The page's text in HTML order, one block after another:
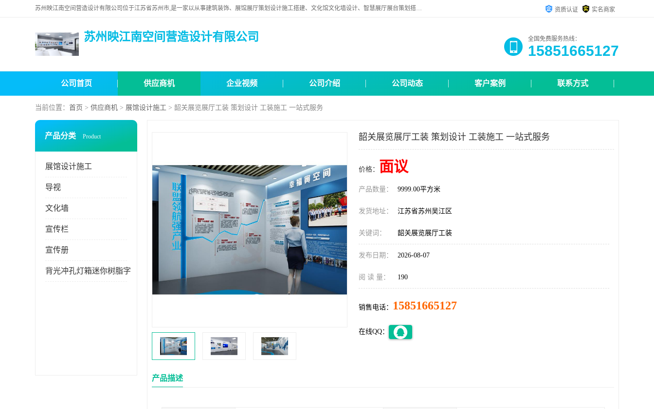
苏州映江南空间营造设计有限公司位于江苏省苏州市,是一家以从事建筑装饰、展馆展厅策划设计施工搭建、文化馆文化墙设计、智慧展厅展台策划搭建和其他建筑装饰装修业为主的企业。 资质认证 实名商家
苏州映江南空间营造设计有限公司 全国免费服务热线：
15851665127
公司首页 供应商机 企业视频 公司介绍 公司动态 客户案例 联系方式
当前位置： 首页 > 供应商机 > 展馆设计施工 > 韶关展览展厅工装 策划设计 工装施工 一站式服务
产品分类 Product
展馆设计施工
导视
文化墙
宣传栏
宣传册
背光冲孔灯箱迷你树脂字
韶关展览展厅工装 策划设计 工装施工 一站式服务
价格： 面议
产品数量： 9999.00平方米
发货地址： 江苏省苏州吴江区
关键词： 韶关展览展厅工装
发布日期： 2026-08-07
阅 读 量： 190
销售电话： 15851665127
在线QQ：
产品描述